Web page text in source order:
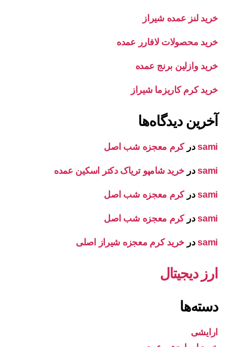
خرید لنز عمده شیراز
خرید محصولات لافارر عمده
خرید وازلین برنج عمده
خرید کرم کاریزما شیراز
آخرین دیدگاه‌ها
samiدرکرم معجزه شب اصل
samiدر خرید شامپو تریاک دکتر اسکین عمده
samiدرکرم معجزه شب اصل
samiدرکرم معجزه شب اصل
samiدر خرید کرم معجزه شیراز اصلی
ارز دیجیتال
دسته‌ها
ارایشی